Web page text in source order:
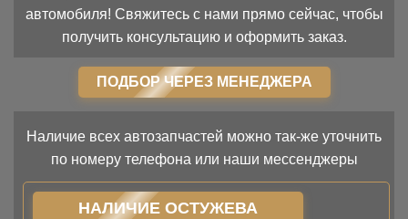
автомобиля! Свяжитесь с нами прямо сейчас, чтобы
получить консультацию и оформить заказ.
ПОДБОР ЧЕРЕЗ МЕНЕДЖЕРА
Наличие всех автозапчастей можно так-же уточнить
по номеру телефона или наши мессенджеры
НАЛИЧИЕ ОСТУЖЕВА